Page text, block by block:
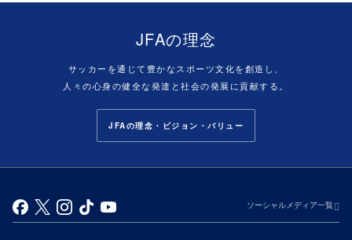
JFAの理念
サッカーを通じて豊かなスポーツ文化を創造し、
人々の心身の健全な発達と社会の発展に貢献する。
JFAの理念・ビジョン・バリュー
ソーシャルメディア一覧